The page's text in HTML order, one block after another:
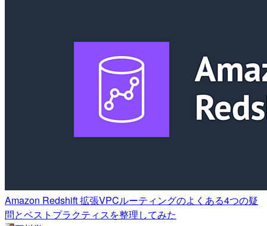
Amazon Redshift 拡張VPCルーティングのよくある4つの疑
問とベストプラクティスを整理してみた